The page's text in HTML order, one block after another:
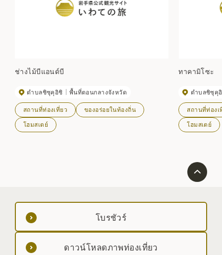
ช่างไม้บีแอนด์บี
ตำบลชิซุคุอิชิ พื้นที่ตอนกลางจังหวัด
สถานที่ท่องเที่ยว
ของอร่อยในท้องถิ่น
โฮมสเตย์
ทาคามิโซะ
ตำบลชิซุคุ
สถานที่ท่องเ
โฮมสเตย์
โบรชัวร์
ดาวน์โหลดภาพท่องเที่ยว